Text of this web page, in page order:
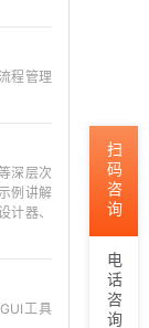
程管理
深层次
例讲解
计器、
工具
扫码咨询
电话咨询